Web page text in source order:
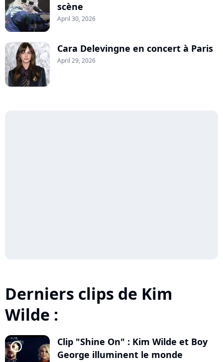
scène
April 30, 2026
Cara Delevingne en concert à Paris
April 29, 2026
Derniers clips de Kim
Wilde :
player2
Clip "Shine On" : Kim Wilde et Boy
George illuminent le monde